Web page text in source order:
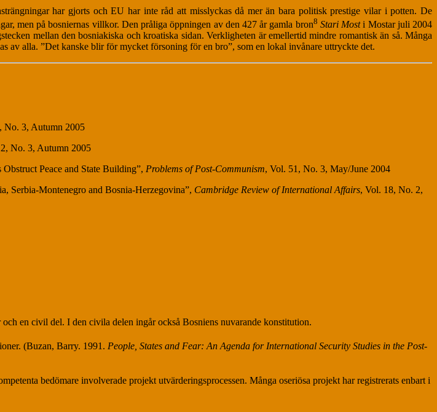
har gjorts och EU har inte råd att misslyckas då mer än bara politisk prestige vilar i potten. De
men på bosniernas villkor. Den pråliga öppningen av den 427 år gamla bron8 Stari Mosti Mostar juli 2004
mellan den bosniakiska och kroatiska sidan. Verkligheten är emellertid mindre romantisk än så. Många
av alla. ”Det kanske blir för mycket försoning för en bro”, som en lokal invånare uttryckte det.
No. 3, Autumn 2005
No. 3, Autumn 2005
Peace and State Building”, Problems of Post-Communism, Vol. 51, No. 3, May/June 2004
Serbia-Montenegro and Bosnia-Herzegovina”, Cambridge Review of International Affairs, Vol. 18, No. 2,
en civil del. I den civila delen ingår också Bosniens nuvarande konstitution.
(Buzan, Barry. 1991. People, States and Fear: An Agenda for International Security Studies in the Post-
bedömare involverade projekt utvärderingsprocessen. Många oseriösa projekt har registrerats enbart i